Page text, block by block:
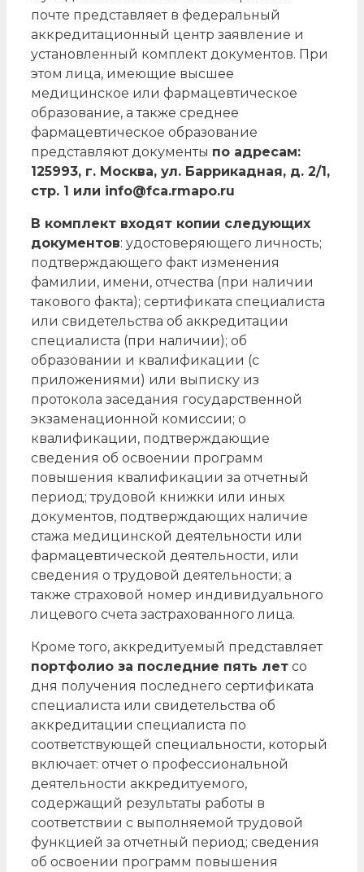
почте представляет в федеральный
аккредитационный центр заявление и
установленный комплект документов. При
этом лица, имеющие высшее
медицинское или фармацевтическое
образование, а также среднее
фармацевтическое образование
представляют документы по адресам:
125993, г. Москва, ул. Баррикадная, д. 2/1,
стр. 1 или info@fca.rmapo.ru
В комплект входят копии следующих
документов: удостоверяющего личность;
подтверждающего факт изменения
фамилии, имени, отчества (при наличии
такового факта); сертификата специалиста
или свидетельства об аккредитации
специалиста (при наличии); об
образовании и квалификации (с
приложениями) или выписку из
протокола заседания государственной
экзаменационной комиссии; о
квалификации, подтверждающие
сведения об освоении программ
повышения квалификации за отчетный
период; трудовой книжки или иных
документов, подтверждающих наличие
стажа медицинской деятельности или
фармацевтической деятельности, или
сведения о трудовой деятельности; а
также страховой номер индивидуального
лицевого счета застрахованного лица.
Кроме того, аккредитуемый представляет
портфолио за последние пять лет со
дня получения последнего сертификата
специалиста или свидетельства об
аккредитации специалиста по
соответствующей специальности, который
включает: отчет о профессиональной
деятельности аккредитуемого,
содержащий результаты работы в
соответствии с выполняемой трудовой
функцией за отчетный период; сведения
об освоении программ повышения